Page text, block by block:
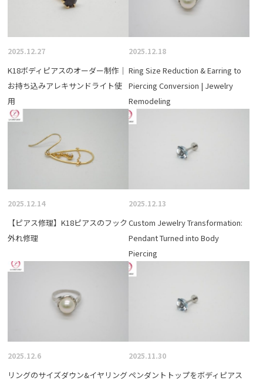
2025.12.27
K18ボディピアスのオーダー制作｜
お持ち込みアレキサンドライト使
用
2025.12.18
Ring Size Reduction & Earring to
Piercing Conversion | Jewelry
Remodeling
2025.12.14
【ピアス修理】K18ピアスのフック
外れ修理
2025.12.13
Custom Jewelry Transformation:
Pendant Turned into Body
Piercing
2025.12.6
リングのサイズダウン&イヤリング
2025.11.30
ペンダントトップをボディピアス